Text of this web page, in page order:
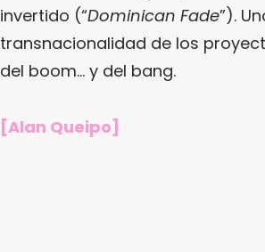
invertido (“Dominican Fade”).
transnacionalidad de los
del boom… y del bang.
[Alan Queipo]